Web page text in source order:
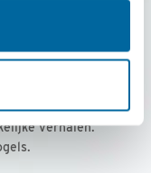
per jaar
met
verhalen.